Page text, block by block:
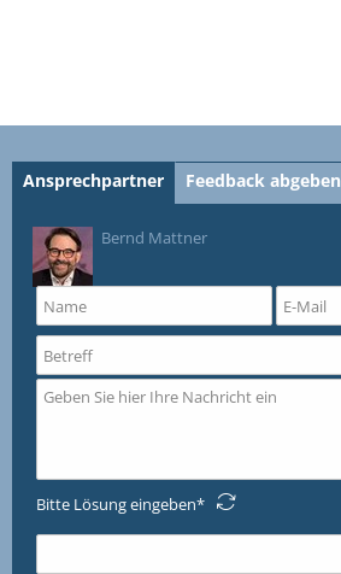
Ansprechpartner Feedback abgeben
Bernd Mattner
Bitte Lösung eingeben